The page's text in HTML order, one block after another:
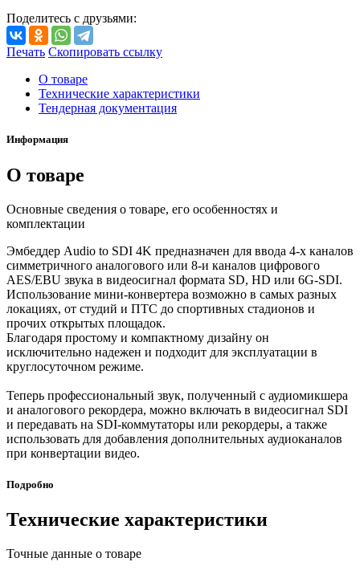
Поделитесь с друзьями:
Печать Скопировать ссылку
О товаре
Технические характеристики
Тендерная документация
Информация
О товаре
Основные сведения о товаре, его особенностях и
комплектации
Эмбеддер Audio to SDI 4K предназначен для ввода 4-х каналов
симметричного аналогового или 8-и каналов цифрового
AES/EBU звука в видеосигнал формата SD, HD или 6G‑SDI.
Использование мини-конвертера возможно в самых разных
локациях, от студий и ПТС до спортивных стадионов и
прочих открытых площадок.
Благодаря простому и компактному дизайну он
исключительно надежен и подходит для эксплуатации в
круглосуточном режиме.
Теперь профессиональный звук, полученный с аудиомикшера
и аналогового рекордера, можно включать в видеосигнал SDI
и передавать на SDI-коммутаторы или рекордеры, а также
использовать для добавления дополнительных аудиоканалов
при конвертации видео.
Подробно
Технические характеристики
Точные данные о товаре